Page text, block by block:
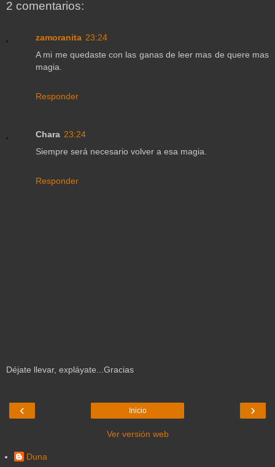
2 comentarios:
zamoranita 23:24
A mi me quedaste con las ganas de leer mas de quere mas
magia.
Responder
Chara 23:24
Siempre será necesario volver a esa magia.
Responder
Déjate llevar, expláyate...Gracias
‹ ›
Inicio
Ver versión web
Duna